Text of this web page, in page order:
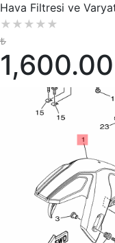
Hava Filtresi ve
★ ★ ★ ★ ★
₺
1,600.00